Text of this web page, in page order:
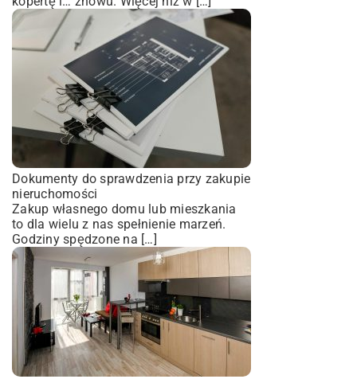
Dokumenty do sprawdzenia przy zakupie
nieruchomości
Zakup własnego domu lub mieszkania
to dla wielu z nas spełnienie marzeń.
Godziny spędzone na […]